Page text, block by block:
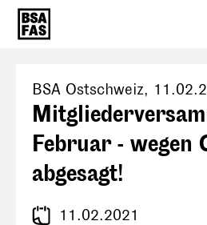
BSA Ostschweiz,
Februar - wegen
abgesagt!
11.02.2021